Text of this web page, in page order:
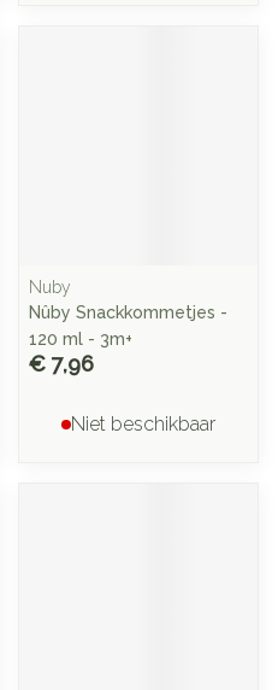
Nuby
Nûby Snackkommetjes -
120 ml - 3m+
€ 7,96
Niet beschikbaar